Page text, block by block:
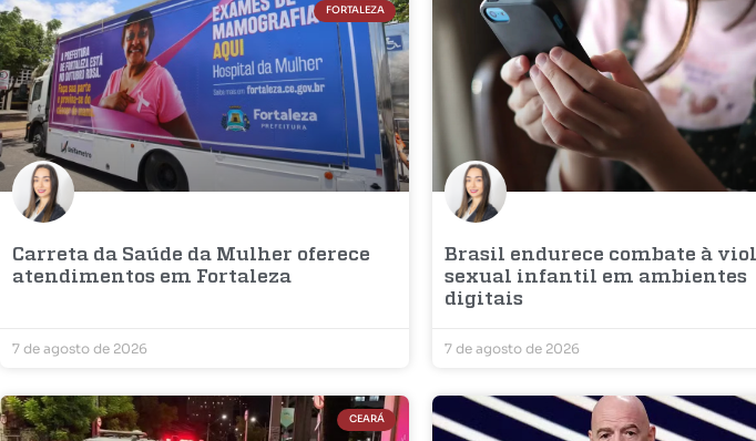
FORTALEZA
Carreta da Saúde da Mulher oferece
atendimentos em Fortaleza
7 de agosto de 2026
Brasil endurece combate à
sexual infantil em ambientes
digitais
7 de agosto de 2026
CEARÁ